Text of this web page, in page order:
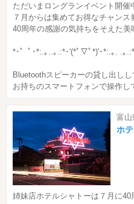
ただいまロングランイベント開催
７月からは集めてお得なチャンス
40周年の感謝の気持ちをそえた美
*･゜ﾟ･*:.｡..｡.:*･'(*ﾟ▽ﾟ*)'･*:.｡. .｡
Bluetoothスピーカーの貸し出しし
お持ちのスマートフォンで操作し
富山
ホ
姉妹店ホテルシャトーは７月に